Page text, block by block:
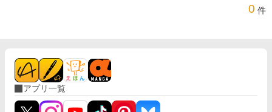
0 件
アプリ一覧